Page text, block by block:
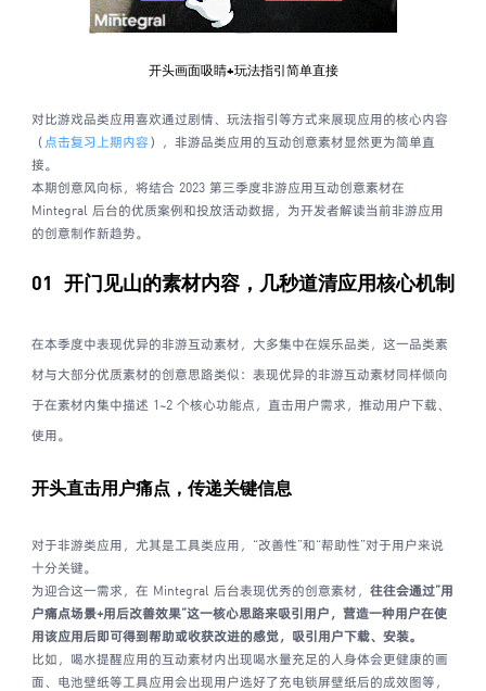
开头画面吸睛+玩法指引简单直接
对比游戏品类应用喜欢通过剧情、玩法指引等方式来展现应用的核心内容
（ 点击复习上期内容），非游品类应用的互动创意素材显然更为简单直
接。
本期创意风向标，将结合 2023 第三季度非游应用互动创意素材在
Mintegral 后台的优质案例和投放活动数据，为开发者解读当前非游应用
的创意制作新趋势。
01 开门见山的素材内容， 几秒道清应用核心机制
在本季度中表现优异的非游互动素材，大多集中在娱乐品类，这一品类素
材与大部分优质素材的创意思路类似：表现优异的非游互动素材同样倾向
于在素材内集中描述 1~2 个核心功能点，直击用户需求，推动用户下载、
使用。
开头直击用户痛点， 传递关键信息
对于非游类应用，尤其是工具类应用，“改善性”和“帮助性”对于用户来说
十分关键。
为迎合这一需求，在 Mintegral 后台表现优秀的创意素材， 往往会通过”用
户痛点场景+用后改善效果”这一核心思路来吸引用户，营造一种用户在使
用该应用后即可得到帮助或收获改进的感觉，吸引用户下载、安装。
比如，喝水提醒应用的互动素材内出现喝水量充足的人身体会更健康的画
面、电池壁纸等工具应用会出现用户选好了充电锁屏壁纸后的成效图等，